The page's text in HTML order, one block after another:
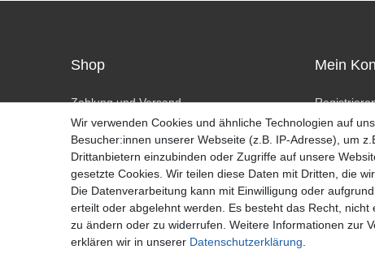
Shop
Zahlung und Versand
Widerrufsrecht
Widerrufsformular
Hilfe
Mein
Anmelden
Wir verwenden Cookies und ähnliche Technologien auf
Besucher:innen unserer Webseite (z.B. IP-Adresse), um
Drittanbietern einzubinden oder Zugriffe auf unsere
gesetzte Cookies. Wir teilen diese Daten mit Dritten, die
Die Datenverarbeitung kann mit Einwilligung oder
erteilt oder abgelehnt werden. Es besteht das Recht,
zu ändern oder zu widerrufen. Weitere Informationen zur
erklären wir in unserer Daten­schutz­erklärung